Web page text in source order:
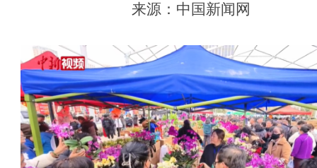
来源： 中国新闻网